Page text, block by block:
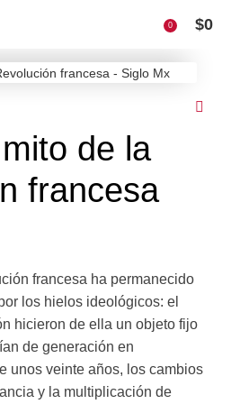
0 $0
de la
francesa
francesa ha permanecido
los hielos ideológicos: el
hicieron de ella un objeto fijo
de generación en
unos veinte años, los cambios
y la multiplicación de